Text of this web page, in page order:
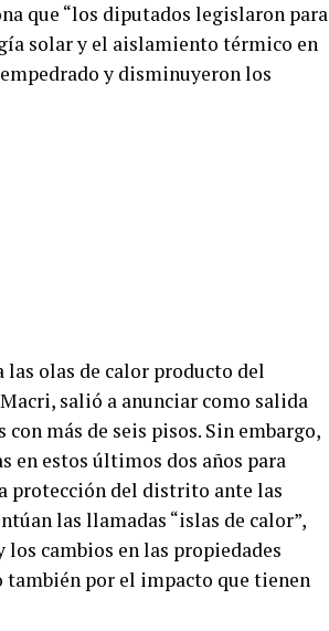
que “los diputados legislaron para
solar y el aislamiento térmico en
y disminuyeron los
las olas de calor producto del
salió a anunciar como salida
más de seis pisos. Sin embargo,
en estos últimos dos años para
protección del distrito ante las
las llamadas “islas de calor”,
cambios en las propiedades
por el impacto que tienen